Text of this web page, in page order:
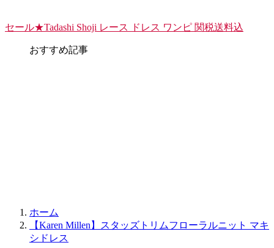
セール★Tadashi Shoji レース ドレス ワンピ 関税送料込
おすすめ記事
ホーム
【Karen Millen】スタッズトリムフローラルニット マキ
シドレス